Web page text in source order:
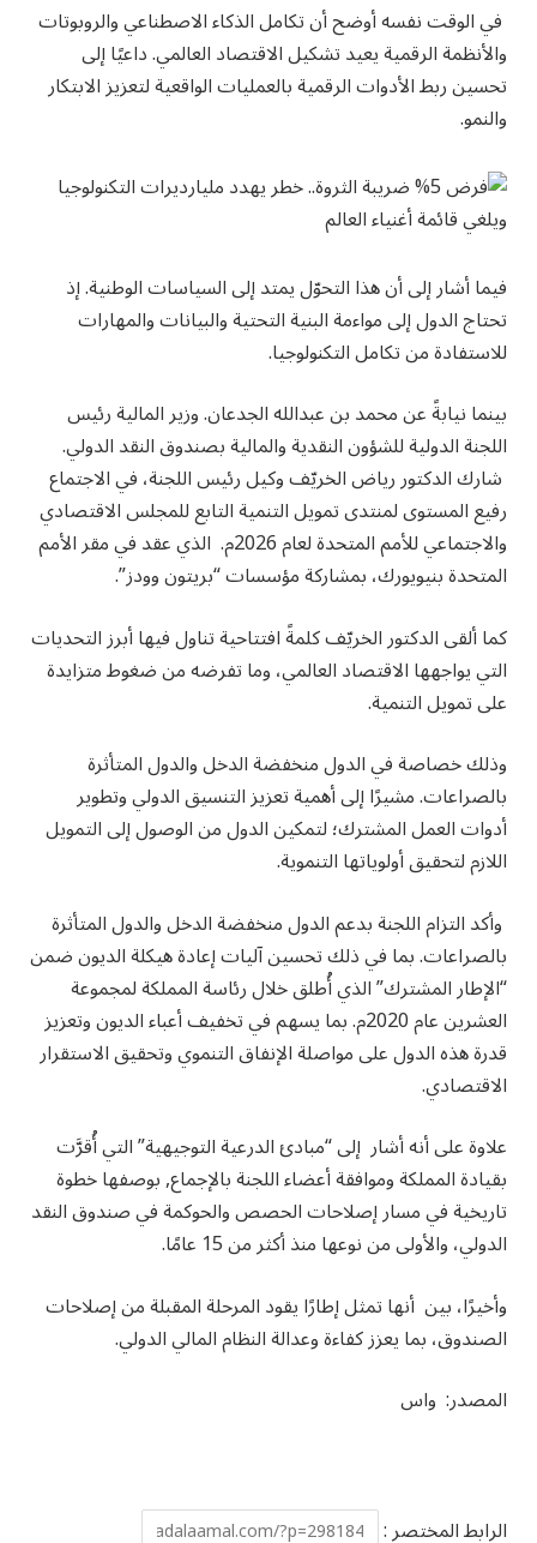
في الوقت نفسه أوضح أن تكامل الذكاء الاصطناعي والروبوتات
والأنظمة الرقمية يعيد تشكيل الاقتصاد العالمي. داعيًا إلى
تحسين ربط الأدوات الرقمية بالعمليات الواقعية لتعزيز الابتكار
والنمو.
فيما أشار إلى أن هذا التحوّل يمتد إلى السياسات الوطنية. إذ
تحتاج الدول إلى مواءمة البنية التحتية والبيانات والمهارات
للاستفادة من تكامل التكنولوجيا.
بينما نيابةً عن محمد بن عبدالله الجدعان. وزير المالية رئيس
اللجنة الدولية للشؤون النقدية والمالية بصندوق النقد الدولي.
شارك الدكتور رياض الخريّف وكيل رئيس اللجنة، في الاجتماع
رفيع المستوى لمنتدى تمويل التنمية التابع للمجلس الاقتصادي
والاجتماعي للأمم المتحدة لعام 2026م. الذي عقد في مقر الأمم
المتحدة بنيويورك، بمشاركة مؤسسات “بريتون وودز”.
كما ألقى الدكتور الخريّف كلمةً افتتاحية تناول فيها أبرز التحديات
التي يواجهها الاقتصاد العالمي، وما تفرضه من ضغوط متزايدة
على تمويل التنمية.
وذلك خصاصة في الدول منخفضة الدخل والدول المتأثرة
بالصراعات. مشيرًا إلى أهمية تعزيز التنسيق الدولي وتطوير
أدوات العمل المشترك؛ لتمكين الدول من الوصول إلى التمويل
اللازم لتحقيق أولوياتها التنموية.
وأكد التزام اللجنة بدعم الدول منخفضة الدخل والدول المتأثرة
بالصراعات. بما في ذلك تحسين آليات إعادة هيكلة الديون ضمن
“الإطار المشترك” الذي أُطلق خلال رئاسة المملكة لمجموعة
العشرين عام 2020م. بما يسهم في تخفيف أعباء الديون وتعزيز
قدرة هذه الدول على مواصلة الإنفاق التنموي وتحقيق الاستقرار
الاقتصادي.
علاوة على أنه أشار إلى “مبادئ الدرعية التوجيهية” التي أُقرَّت
بقيادة المملكة وموافقة أعضاء اللجنة بالإجماع, بوصفها خطوة
تاريخية في مسار إصلاحات الحصص والحوكمة في صندوق النقد
الدولي، والأولى من نوعها منذ أكثر من 15 عامًا.
وأخيرًا، بين أنها تمثل إطارًا يقود المرحلة المقبلة من إصلاحات
الصندوق، بما يعزز كفاءة وعدالة النظام المالي الدولي.
المصدر: واس
الرابط المختصر :